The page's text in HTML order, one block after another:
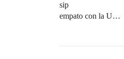
sip
empato con la U…